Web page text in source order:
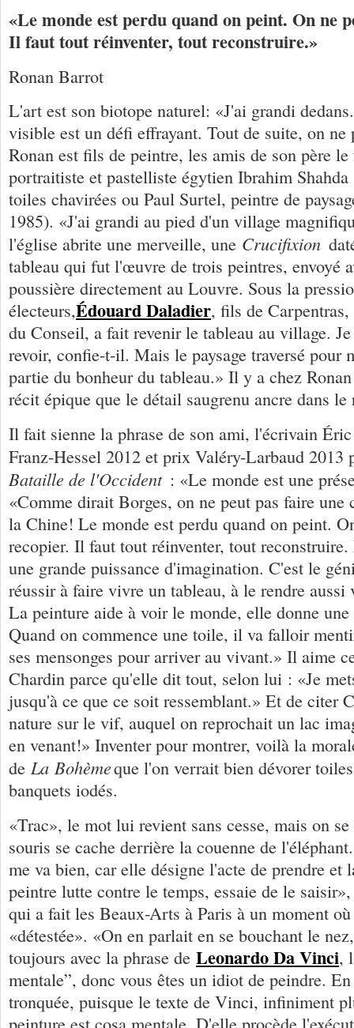
«Le monde est perdu quand on peint. On ne
Il faut tout réinventer, tout reconstruire.»
Ronan Barrot
L'art est son biotope naturel: «J'ai grandi
visible est un défi effrayant. Tout de suite, on ne
Ronan est fils de peintre, les amis de son père
portraitiste et pastelliste égytien Ibrahim
toiles chavirées ou Paul Surtel, peintre de
1985). «J'ai grandi au pied d'un village
l'église abrite une merveille, une Crucifixion
tableau qui fut l'œuvre de trois peintres, envoyé
poussière directement au Louvre. Sous la
électeurs,Édouard Daladier, fils de
du Conseil, a fait revenir le tableau au village.
revoir, confie-t-il. Mais le paysage traversé pour
partie du bonheur du tableau.» Il y a chez
récit épique que le détail saugrenu ancre dans le
Il fait sienne la phrase de son ami, l'écrivain
Franz-Hessel 2012 et prix Valéry-Larbaud 2013
Bataille de l'Occident : «Le monde est une
«Comme dirait Borges, on ne peut pas faire une
la Chine! Le monde est perdu quand on peint.
recopier. Il faut tout réinventer, tout
une grande puissance d'imagination. C'est le
réussir à faire vivre un tableau, à le rendre
La peinture aide à voir le monde, elle donne
Quand on commence une toile, il va falloir
ses mensonges pour arriver au vivant.» Il aime
Chardin parce qu'elle dit tout, selon lui : «Je
jusqu'à ce que ce soit ressemblant.» Et de citer
nature sur le vif, auquel on reprochait un lac
en venant!» Inventer pour montrer, voilà la
de La Bohèmeque l'on verrait bien dévorer
banquets iodés.
«Trac», le mot lui revient sans cesse, mais on
souris se cache derrière la couenne de
me va bien, car elle désigne l'acte de prendre et
peintre lutte contre le temps, essaie de le
qui a fait les Beaux-Arts à Paris à un moment
«détestée». «On en parlait en se bouchant le
toujours avec la phrase de Leonardo Da Vinci,
mentale”, donc vous êtes un idiot de peindre.
tronquée, puisque le texte de Vinci, infiniment